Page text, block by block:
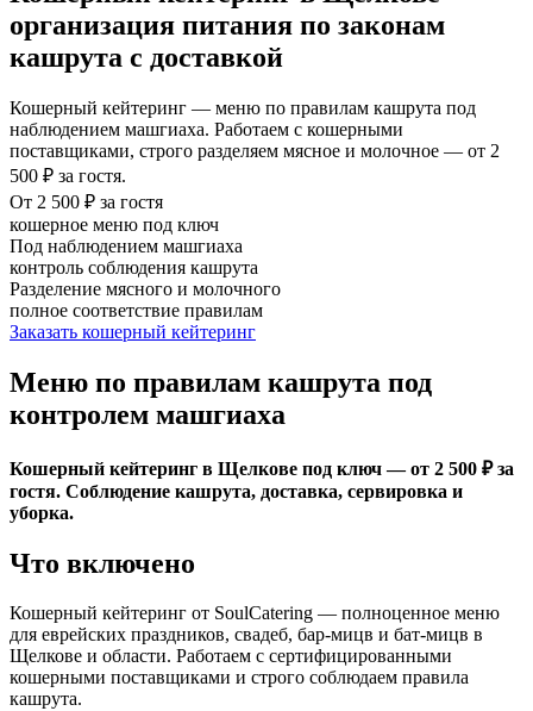
организация питания по законам
кашрута с доставкой
Кошерный кейтеринг — меню по правилам кашрута под
наблюдением машгиаха. Работаем с кошерными
поставщиками, строго разделяем мясное и молочное — от 2
500 ₽ за гостя.
От 2 500 ₽ за гостя
кошерное меню под ключ
Под наблюдением машгиаха
контроль соблюдения кашрута
Разделение мясного и молочного
полное соответствие правилам
Заказать кошерный кейтеринг
Меню по правилам кашрута под
контролем машгиаха
Кошерный кейтеринг в Щелкове под ключ — от 2 500 ₽ за
гостя. Соблюдение кашрута, доставка, сервировка и
уборка.
Что включено
Кошерный кейтеринг от SoulCatering — полноценное меню
для еврейских праздников, свадеб, бар-мицв и бат-мицв в
Щелкове и области. Работаем с сертифицированными
кошерными поставщиками и строго соблюдаем правила
кашрута.